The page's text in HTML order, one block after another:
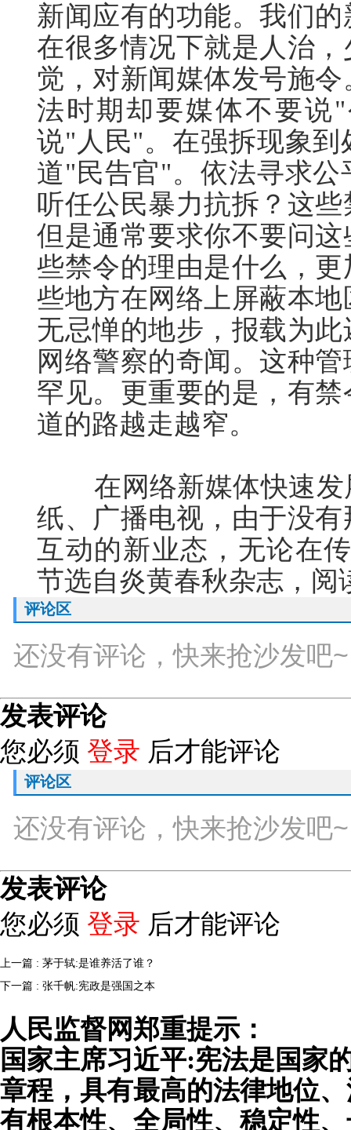
新闻应有的功能。我们
在很多情况下就是人治
觉，对新闻媒体发号施
法时期却要媒体不要说
说"人民"。在强拆现象
道"民告官"。依法寻求
听任公民暴力抗拆？这
但是通常要求你不要问
些禁令的理由是什么，
些地方在网络上屏蔽本
无忌惮的地步，报载为
网络警察的奇闻。这种
罕见。更重要的是，有
道的路越走越窄。
在网络新媒体快速发
纸、广播电视，由于没
互动的新业态，无论在
节选自炎黄春秋杂志，
评论区
还没有评论，快来抢沙发吧~
发表评论
您必须 登录 后才能评论
评论区
还没有评论，快来抢沙发吧~
发表评论
您必须 登录 后才能评论
上一篇 : 茅于轼:是谁养活了谁？
下一篇 : 张千帆:宪政是强国之本
人民监督网郑重提示：
国家主席习近平:宪法是国家
章程，具有最高的法律地位
有根本性、全局性、稳定性